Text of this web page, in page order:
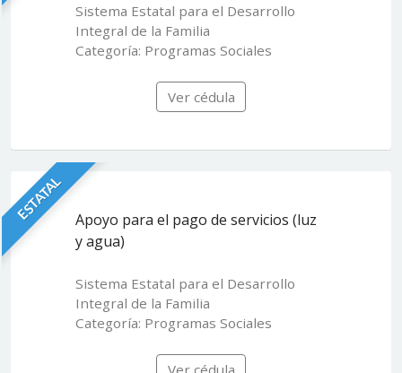
Sistema Estatal para el Desarrollo
Integral de la Familia
Categoría: Programas Sociales
Ver cédula
ESTATAL Apoyo para el pago de servicios (luz
y agua)
Sistema Estatal para el Desarrollo
Integral de la Familia
Categoría: Programas Sociales
Ver cédula